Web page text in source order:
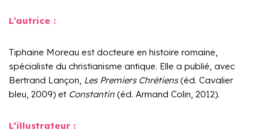
L’autrice :
Tiphaine Moreau est docteure en histoire romaine,
spécialiste du christianisme antique. Elle a publié, avec
Bertrand Lançon, Les Premiers Chrétiens(éd. Cavalier
bleu, 2009) et Constantin (éd. Armand Colin, 2012).
L’illustrateur :